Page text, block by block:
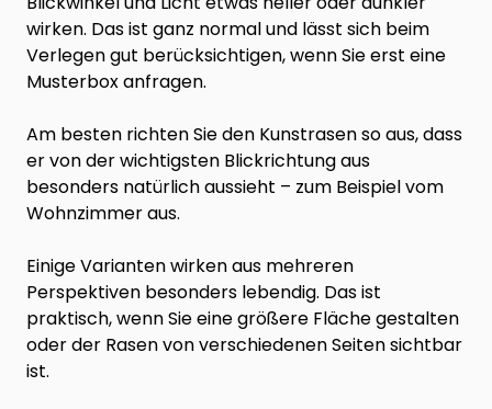
wirken. Das ist ganz normal und lässt sich beim
Verlegen gut berücksichtigen, wenn Sie erst eine
Musterbox anfragen.
Am besten richten Sie den Kunstrasen so aus, dass
er von der wichtigsten Blickrichtung aus
besonders natürlich aussieht – zum Beispiel vom
Wohnzimmer aus.
Einige Varianten wirken aus mehreren
Perspektiven besonders lebendig. Das ist
praktisch, wenn Sie eine größere Fläche gestalten
oder der Rasen von verschiedenen Seiten sichtbar
ist.